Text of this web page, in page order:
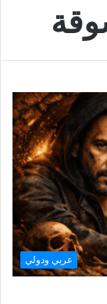
عربي ودولي